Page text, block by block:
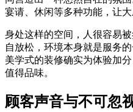
宴请、休闲等多种功能，让
身处这样的空间，人很容易
自放松，环境本身就是服务
美学式的装修确实为体验加
值得品味。
顾客声音与不可忽